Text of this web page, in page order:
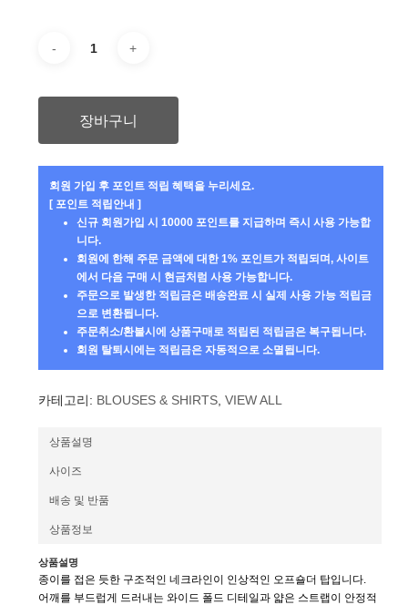
장바구니
회원 가입 후 포인트 적립 혜택을 누리세요.
[ 포인트 적립안내 ]
신규 회원가입 시 10000 포인트를 지급하며 즉시 사용 가능합
니다.
회원에 한해 주문 금액에 대한 1% 포인트가 적립되며, 사이트
에서 다음 구매 시 현금처럼 사용 가능합니다.
주문으로 발생한 적립금은 배송완료 시 실제 사용 가능 적립금
으로 변환됩니다.
주문취소/환불시에 상품구매로 적립된 적립금은 복구됩니다.
회원 탈퇴시에는 적립금은 자동적으로 소멸됩니다.
카테고리: BLOUSES & SHIRTS, VIEW ALL
상품설명
사이즈
배송 및 반품
상품정보
상품설명
종이를 접은 듯한 구조적인 네크라인이 인상적인 오프숄더 탑입니다.
어깨를 부드럽게 드러내는 와이드 폴드 디테일과 얇은 스트랩이 안정적